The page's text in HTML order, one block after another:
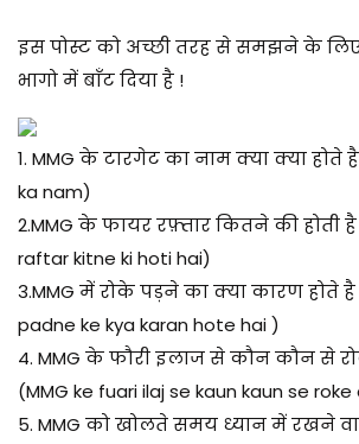
इस पोस्ट को अच्छी तरह से समझने के
भागो में बाँट दिया है !
1. MMG के टारगेट का नाम क्या क्या होते
ka nam)
2.MMG के फायर रफ़्तार कितने की होती है
raftar kitne ki hoti hai)
3.MMG में रोके पड़ने का क्या कारण होते है
padne ke kya karan hote hai )
4. MMG के फौरी इलाज से कौन कौन से
(MMG ke fuari ilaj se kaun kaun se
5. MMG को खोलते समय ध्यान में रखने